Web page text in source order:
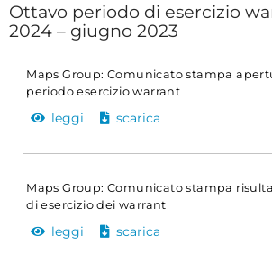
Ottavo periodo di esercizio
2024 – giugno 2023
Maps Group: Comunicato stampa
periodo esercizio warrant
leggi scarica
Maps Group: Comunicato stampa
di esercizio dei warrant
leggi scarica